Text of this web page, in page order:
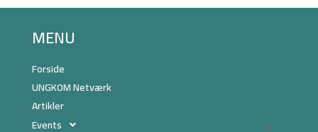
MENU
Forside
UNGKOM Netværk
Artikler
Events